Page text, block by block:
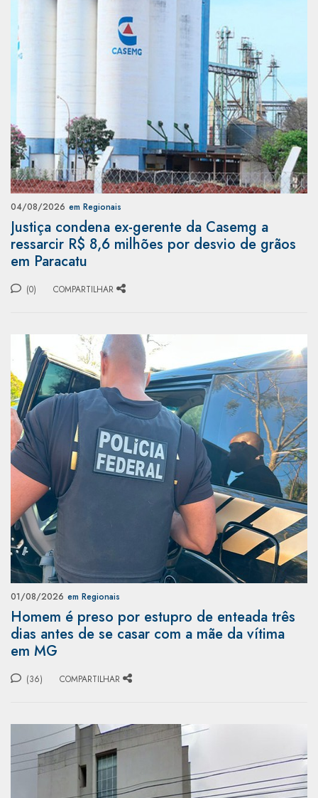
04/08/2026 em Regionais
Justiça condena ex-gerente da Casemg a
ressarcir R$ 8,6 milhões por desvio de grãos
em Paracatu
(0) COMPARTILHAR
01/08/2026 em Regionais
Homem é preso por estupro de enteada três
dias antes de se casar com a mãe da vítima
em MG
(36) COMPARTILHAR